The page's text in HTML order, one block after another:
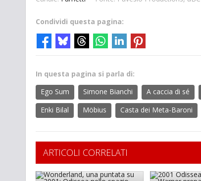
Condividi questa pagina:
In questa pagina si parla di:
Ego Sum
Simone Bianchi A caccia di sé
Enki Bilal
Möbius Casta dei Meta-Baroni
ARTICOLI CORRELATI